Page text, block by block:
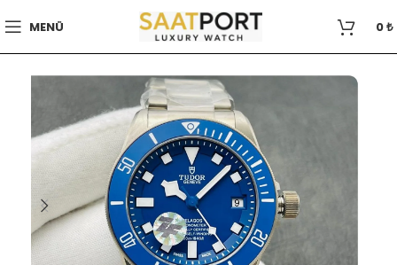
MENÜ 0₺